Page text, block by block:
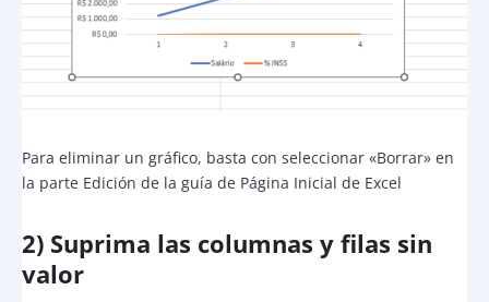
Para eliminar un gráfico, basta con seleccionar «Borrar» en
la parte Edición de la guía de Página Inicial de Excel
2) Suprima las columnas y filas sin
valor